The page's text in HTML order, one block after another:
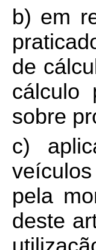
b) em
de
cálculo
sobre
c)
pela
deste